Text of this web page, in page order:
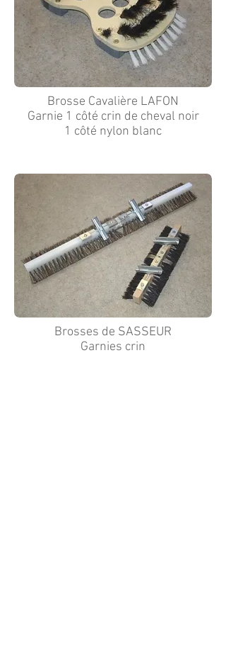
Brosse Cavalière LAFON
Garnie 1 côté crin de cheval noir
1 côté nylon blanc
Brosses de SASSEUR
Garnies crin